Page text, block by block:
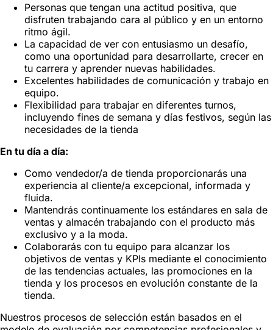
Personas que tengan una actitud positiva, que
disfruten trabajando cara al público y en un entorno
ritmo ágil.
La capacidad de ver con entusiasmo un desafío,
como una oportunidad para desarrollarte, crecer en
tu carrera y aprender nuevas habilidades.
Excelentes habilidades de comunicación y trabajo en
equipo.
Flexibilidad para trabajar en diferentes turnos,
incluyendo fines de semana y días festivos, según las
necesidades de la tienda
En tu día a día:
Como vendedor/a de tienda proporcionarás una
experiencia al cliente/a excepcional, informada y
fluida.
Mantendrás continuamente los estándares en sala de
ventas y almacén trabajando con el producto más
exclusivo y a la moda.
Colaborarás con tu equipo para alcanzar los
objetivos de ventas y KPIs mediante el conocimiento
de las tendencias actuales, las promociones en la
tienda y los procesos en evolución constante de la
tienda.
Nuestros procesos de selección están basados en el